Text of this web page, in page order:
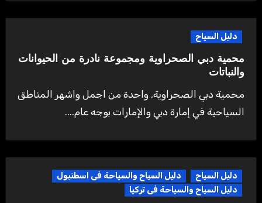
دليل السياح
محمية دبي الصحراوية ومجموعة نادرة من الحيوانات
والنباتات
محمية دبي الصحراوية, واحدة من اجمل واشهر المناطق
السياحية في إمارة دبي والإمارات بوجه عام....
دليل السياح
دليل السياح والسياحة فى اسطنبول
دليل السياح والسياحة فى تركيا